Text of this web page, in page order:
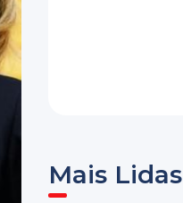
Mais Lidas